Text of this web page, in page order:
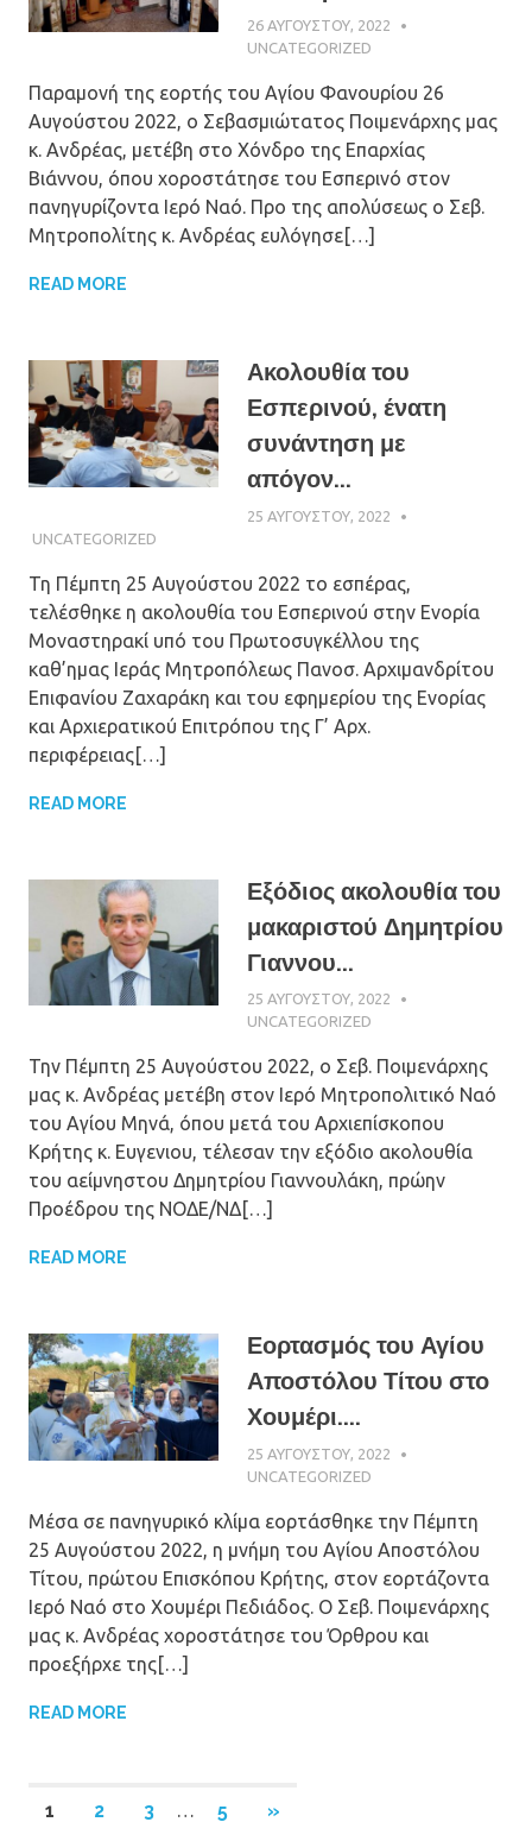
26 ΑΥΓΟΎΣΤΟΥ, 2022
UNCATEGORIZED
Παραμονή της εορτής του Αγίου Φανουρίου 26
Αυγούστου 2022, ο Σεβασμιώτατος Ποιμενάρχης μας
κ. Ανδρέας, μετέβη στο Χόνδρο της Επαρχίας
Βιάννου, όπου χοροστάτησε του Εσπερινό στον
πανηγυρίζοντα Ιερό Ναό. Προ της απολύσεως ο Σεβ.
Μητροπολίτης κ. Ανδρέας ευλόγησε[…]
READ MORE
Ακολουθία του
Εσπερινού, ένατη
συνάντηση με
απόγον...
25 ΑΥΓΟΎΣΤΟΥ, 2022
UNCATEGORIZED
Τη Πέμπτη 25 Αυγούστου 2022 το εσπέρας,
τελέσθηκε η ακολουθία του Εσπερινού στην Ενορία
Μοναστηρακί υπό του Πρωτοσυγκέλλου της
καθ’ημας Ιεράς Μητροπόλεως Πανοσ. Αρχιμανδρίτου
Επιφανίου Ζαχαράκη και του εφημερίου της Ενορίας
και Αρχιερατικού Επιτρόπου της Γ’ Αρχ.
περιφέρειας[…]
READ MORE
Εξόδιος ακολουθία του
μακαριστού Δημητρίου
Γιαννου...
25 ΑΥΓΟΎΣΤΟΥ, 2022
UNCATEGORIZED
Την Πέμπτη 25 Αυγούστου 2022, ο Σεβ. Ποιμενάρχης
μας κ. Ανδρέας μετέβη στον Ιερό Μητροπολιτικό Ναό
του Αγίου Μηνά, όπου μετά του Αρχιεπίσκοπου
Κρήτης κ. Ευγενιου, τέλεσαν την εξόδιο ακολουθία
του αείμνηστου Δημητρίου Γιαννουλάκη, πρώην
Προέδρου της ΝΟΔΕ/ΝΔ[…]
READ MORE
Εορτασμός του Αγίου
Αποστόλου Τίτου στο
Χουμέρι....
25 ΑΥΓΟΎΣΤΟΥ, 2022
UNCATEGORIZED
Μέσα σε πανηγυρικό κλίμα εορτάσθηκε την Πέμπτη
25 Αυγούστου 2022, η μνήμη του Αγίου Αποστόλου
Τίτου, πρώτου Επισκόπου Κρήτης, στον εορτάζοντα
Ιερό Ναό στο Χουμέρι Πεδιάδος. Ο Σεβ. Ποιμενάρχης
μας κ. Ανδρέας χοροστάτησε του Όρθρου και
προεξήρχε της[…]
READ MORE
1 2 3 … 5
NEXT
»